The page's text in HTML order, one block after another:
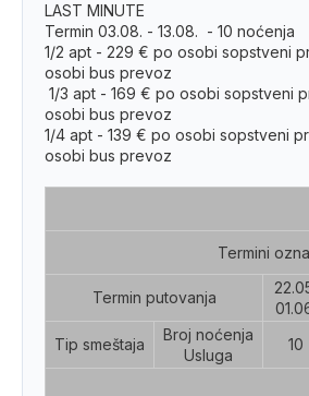
Termin
Vrsta prevoza
Dodatne napomene vezane za putovanje
LAST MINUTE
Termin 03.08. - 13.08. - 10 noćenja
1/2 apt - 229 € po osobi sopstveni
osobi bus prevoz
1/3 apt - 169 € po osobi sopstveni
osobi bus prevoz
1/4 apt - 139 € po osobi sopstveni
osobi bus prevoz
Termini
Termin putovanja
Tip smeštaja
Broj noćenja
Usluga
10